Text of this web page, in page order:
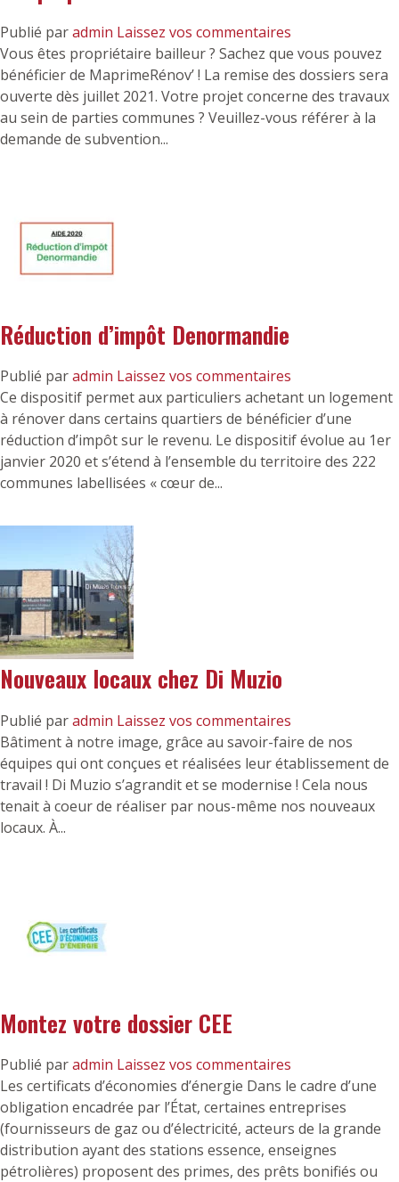
Publié paradmin Laissez vos commentaires
Vous êtes propriétaire bailleur ? Sachez que vous pouvez
bénéficier de MaprimeRénov’ ! La remise des dossiers sera
ouverte dès juillet 2021. Votre projet concerne des travaux
au sein de parties communes ? Veuillez-vous référer à la
demande de subvention...
Réduction d’impôt Denormandie
Publié paradmin Laissez vos commentaires
Ce dispositif permet aux particuliers achetant un logement
à rénover dans certains quartiers de bénéficier d’une
réduction d’impôt sur le revenu. Le dispositif évolue au 1er
janvier 2020 et s’étend à l’ensemble du territoire des 222
communes labellisées « cœur de...
Nouveaux locaux chez Di Muzio
Publié paradmin Laissez vos commentaires
Bâtiment à notre image, grâce au savoir-faire de nos
équipes qui ont conçues et réalisées leur établissement de
travail ! Di Muzio s’agrandit et se modernise ! Cela nous
tenait à coeur de réaliser par nous-même nos nouveaux
locaux. À...
Montez votre dossier CEE
Publié paradmin Laissez vos commentaires
Les certificats d’économies d’énergie Dans le cadre d’une
obligation encadrée par l’État, certaines entreprises
(fournisseurs de gaz ou d’électricité, acteurs de la grande
distribution ayant des stations essence, enseignes
pétrolières) proposent des primes, des prêts bonifiés ou